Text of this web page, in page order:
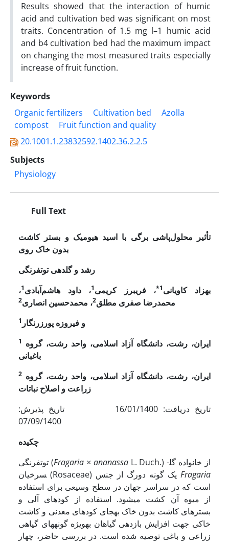
Results showed that the interaction of humic
acid and cultivation bed was significant on most
traits. Concentration of 1.5 mg l–1 humic acid
and b4 cultivation bed had the maximum impact
on changing the most measured traits especially
increase of fruit function.
Keywords
Organic fertilizers
Cultivation bed
Azolla
compost
Fruit function and quality
20.1001.1.23832592.1402.36.2.2.5
Subjects
Physiology
Full Text
تأثیر محلول‌پاشی برگی با اسید هیومیک و بستر کاشت
بدون خاک روی
رشد و گلدهی توت­فرنگی
بهزاد کاویانی1* ، فریبرز کریمی1، داود هاشم‌آبادی1،
محمدرضا صفری مطلق2، محمدحسین انصاری2
و فیروزه پورزرنگار 1
1
باغبانی
2
زراعت و اصلاح نباتات
تاریخ دریافت: 16/01/1400 تاریخ پذیرش:
07/09/1400
چکیده
توت­فرنگی (Fragaria × ananassa L. Duch.) از خانواده گل­
Fragaria
است که در سراسر جهان در سطح وسیعی برای استفاده
از میوه آن کشت می­شود. استفاده از کودهای آلی و
بسترهای کاشت بدون خاک به­جای کودهای معدنی و کاشت
خاکی جهت افزایش بازدهی گیاهان به­ویژه گونه­های گیاهی
زراعی و باغی توصیه شده است. در بررسی حاضر، چهار